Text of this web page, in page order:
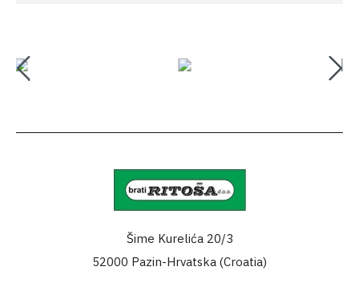
Šime Kurelića 20/3
52000 Pazin-Hrvatska (Croatia)